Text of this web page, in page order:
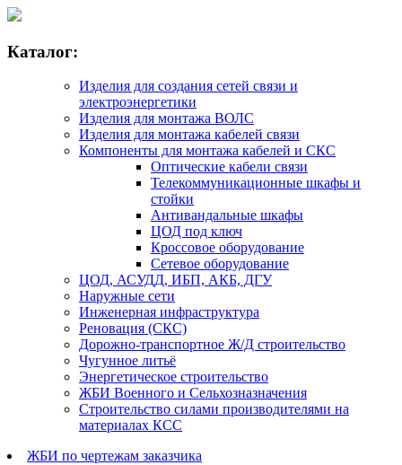
Каталог:
Изделия для создания сетей связи и
электроэнергетики
Изделия для монтажа ВОЛС
Изделия для монтажа кабелей связи
Компоненты для монтажа кабелей и СКС
Оптические кабели связи
Телекоммуникационные шкафы и
стойки
Антивандальные шкафы
ЦОД под ключ
Кроссовое оборудование
Сетевое оборудование
ЦОД, АСУДД, ИБП, АКБ, ДГУ
Наружные сети
Инженерная инфраструктура
Реновация (СКС)
Дорожно-транспортное Ж/Д строительство
Чугунное литьё
Энергетическое строительство
ЖБИ Военного и Сельхозназначения
Строительство силами производителями на
материалах КСС
ЖБИ по чертежам заказчика